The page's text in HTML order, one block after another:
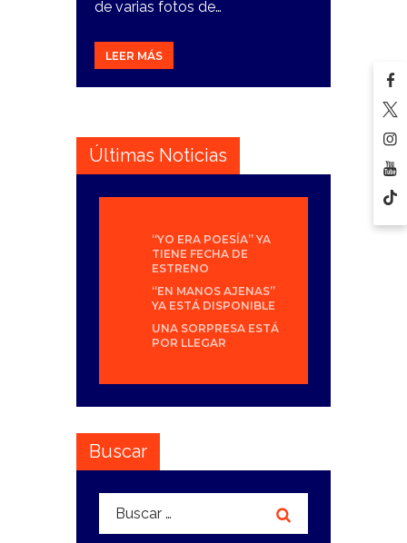
de varias fotos de…
LEER MÁS
Últimas Noticias
“YO ERA POESÍA” YA
TIENE FECHA DE
ESTRENO
“EN MANOS AJENAS”
YA ESTÁ DISPONIBLE
UNA SORPRESA ESTÁ
POR LLEGAR
Buscar
Buscar: